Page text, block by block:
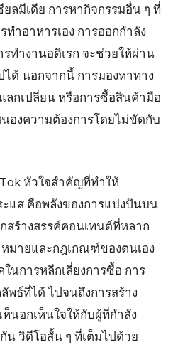
ลมีเดีย การหากิจกรรมอื่น ๆ ที่
ำอาหารเอง การออกกำลัง
ทำงานอดิเรก จะช่วยให้ผ่าน
ด้ นอกจากนี้ การมองหาทาง
ลกเปลี่ยน หรือการซื้อสินค้ามือ
องความต้องการโดยไม่ขัดกับ
หัวใจสำคัญที่ทำให้
แส คือพลังของการแบ่งปันบน
ร้างสรรค์คอนเทนต์ที่หลาก
หมายและกฎเกณฑ์ของตนเอง
นการหลีกเลี่ยงการซื้อ การ
ธ์ที่ได้ ไปจนถึงการสร้าง
นอกเห็นใจให้กับผู้ที่กำลัง
วิดีโอสั้น ๆ ที่เต็มไปด้วย